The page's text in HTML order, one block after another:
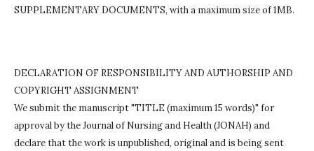
SUPPLEMENTARY DOCUMENTS, with a maximum size of 1MB.
DECLARATION OF RESPONSIBILITY AND AUTHORSHIP AND
COPYRIGHT ASSIGNMENT
We submit the manuscript "TITLE (maximum 15 words)" for
approval by the Journal of Nursing and Health (JONAH) and
declare that the work is unpublished, original and is being sent